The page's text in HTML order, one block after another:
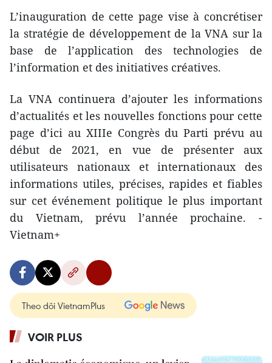
L’inauguration de cette page vise à concrétiser
la stratégie de développement de la VNA sur la
base de l’application des technologies de
l’information et des initiatives créatives.
La VNA continuera d’ajouter les informations
d’actualités et les nouvelles fonctions pour cette
page d’ici au XIIIe Congrès du Parti prévu au
début de 2021, en vue de présenter aux
utilisateurs nationaux et internationaux des
informations utiles, précises, rapides et fiables
sur cet événement politique le plus important
du Vietnam, prévu l’année prochaine. -
Vietnam+
Theo dõi VietnamPlus
VOIR PLUS